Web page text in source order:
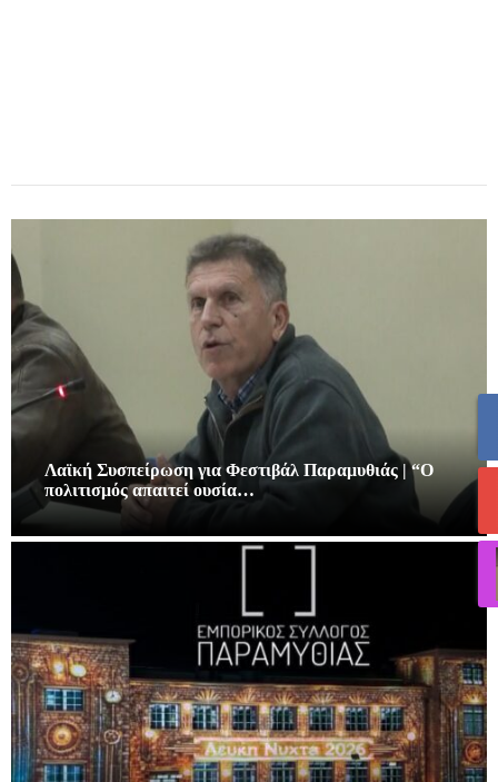
Λαϊκή Συσπείρωση για Φεστιβάλ Παραμυθιάς | “Ο
πολιτισμός απαιτεί ουσία…